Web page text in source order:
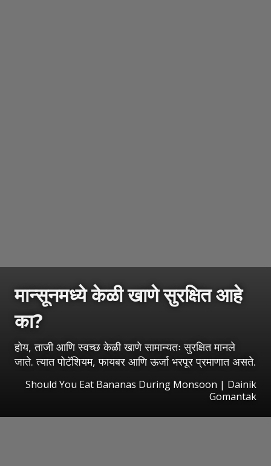
मान्सूनमध्ये केळी खाणे सुरक्षित आहे
का?
होय, ताजी आणि स्वच्छ केळी खाणे सामान्यतः सुरक्षित मानले
जाते. त्यात पोटॅशियम, फायबर आणि ऊर्जा भरपूर प्रमाणात असते.
Should You Eat Bananas During Monsoon | Dainik
Gomantak